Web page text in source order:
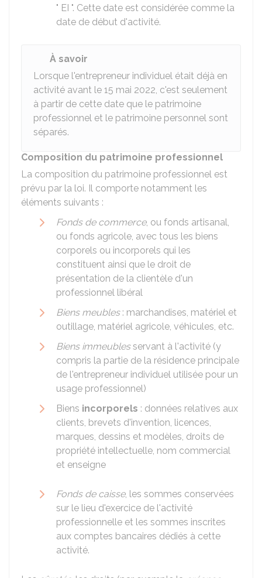
" EI ". Cette date est considérée comme la
date de début d'activité.
À savoir
Lorsque l'entrepreneur individuel était déjà en
activité avant le 15 mai 2022, c'est seulement
à partir de cette date que le patrimoine
professionnel et le patrimoine personnel sont
séparés.
Composition du patrimoine professionnel
La composition du patrimoine professionnel est
prévu par la loi. Il comporte notamment les
éléments suivants :
Fonds de commerce, ou fonds artisanal,
ou fonds agricole, avec tous les biens
corporels ou incorporels qui les
constituent ainsi que le droit de
présentation de la clientèle d'un
professionnel libéral
Biens meubles: marchandises, matériel et
outillage, matériel agricole, véhicules, etc.
Biens immeublesservant à l'activité (y
compris la partie de la résidence principale
de l'entrepreneur individuel utilisée pour un
usage professionnel)
Biens incorporels : données relatives aux
clients, brevets d'invention, licences,
marques, dessins et modèles, droits de
propriété intellectuelle, nom commercial
et enseigne
Fonds de caisse, les sommes conservées
sur le lieu d'exercice de l'activité
professionnelle et les sommes inscrites
aux comptes bancaires dédiés à cette
activité.